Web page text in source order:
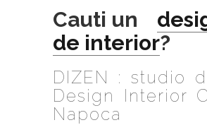
Cauti un
de interior?
DIZEN : studio
Design Interior
Napoca